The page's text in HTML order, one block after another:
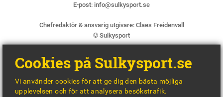
E-post: info@sulkysport.se
Chefredaktör & ansvarig utgivare: Claes Freidenvall
© Sulkysport
Cookies på Sulkysport.se
Vi använder cookies för att ge dig den bästa möjliga
upplevelsen och för att analysera besökstrafik.